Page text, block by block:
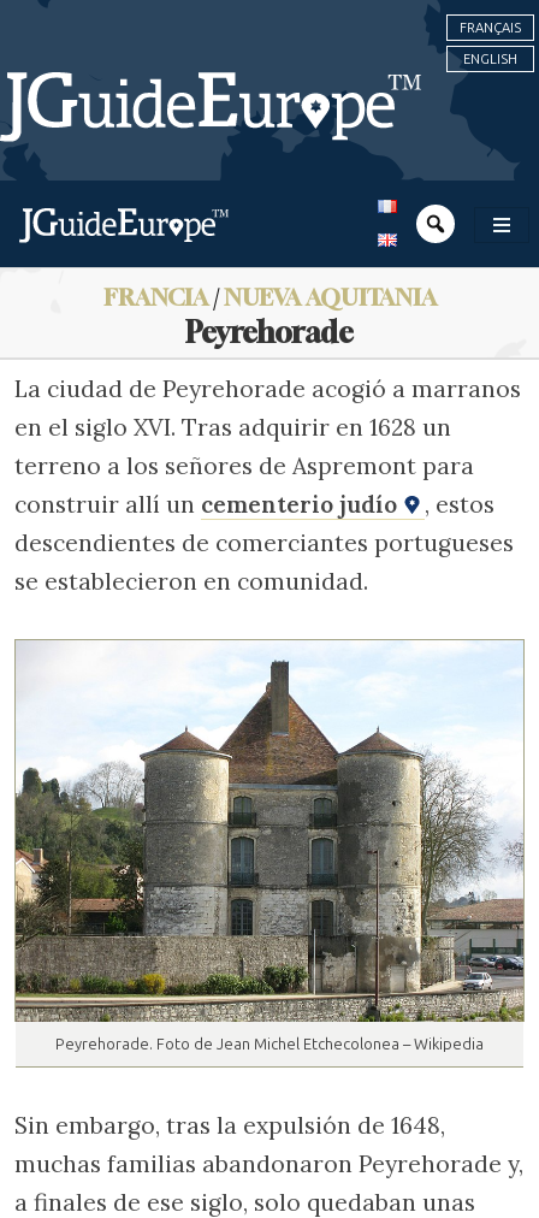
FRANÇAIS
ENGLISH
FRANCIA/NUEVA AQUITANIA
Peyrehorade
La ciudad de Peyrehorade acogió a marranos
en el siglo XVI. Tras adquirir en 1628 un
terreno a los señores de Aspremont para
construir allí un cementerio judío
, estos
descendientes de comerciantes portugueses
se establecieron en comunidad.
Peyrehorade. Foto de Jean Michel Etchecolonea – Wikipedia
Sin embargo, tras la expulsión de 1648,
muchas familias abandonaron Peyrehorade y,
a finales de ese siglo, solo quedaban unas